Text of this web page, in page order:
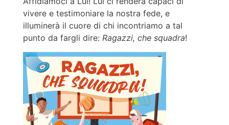
vivere e testimoniare la nostra fede, e
illuminerà il cuore di chi incontriamo a tal
punto da fargli dire: Ragazzi, che squadra!